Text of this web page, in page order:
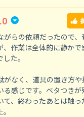
がらの依頼だったので、
、作業は全体的に静かで
た。
がなく、道具の置き方
る感じです。ベタつき
て、終わったあとは触